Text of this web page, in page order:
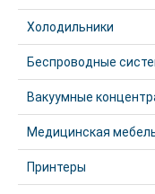
Холодильники
Беспроводные
Вакуумные
Медицинская
Принтеры